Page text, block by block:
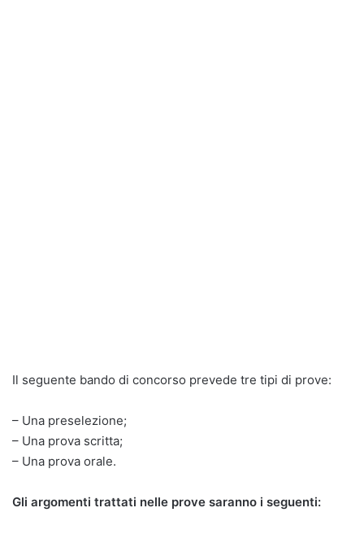
Il seguente bando di concorso prevede tre tipi di prove:
– Una preselezione;
– Una prova scritta;
– Una prova orale.
Gli argomenti trattati nelle prove saranno i seguenti: